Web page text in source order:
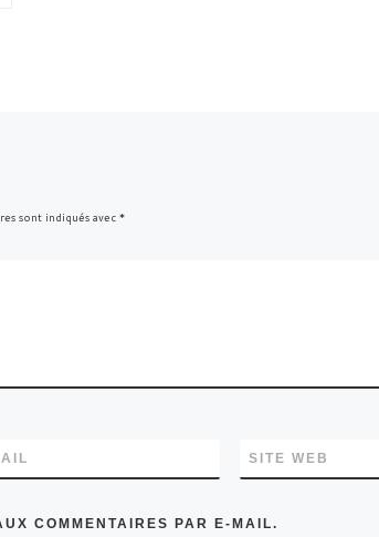
sont indiqués avec *
SITE WEB
COMMENTAIRES PAR E-MAIL.